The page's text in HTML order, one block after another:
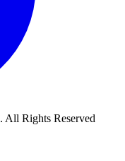
. All Rights Reserved